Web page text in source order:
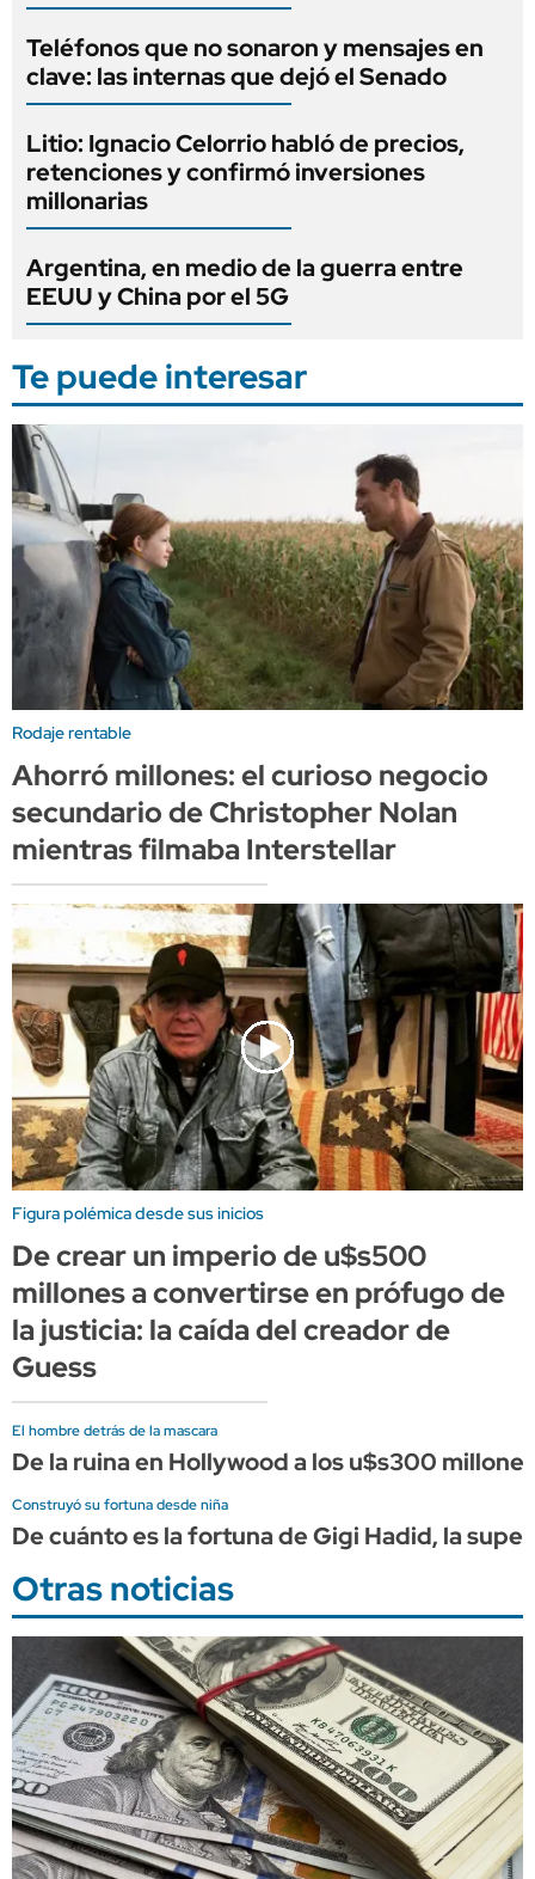
Teléfonos que no sonaron y mensajes en
clave: las internas que dejó el Senado
Litio: Ignacio Celorrio habló de precios,
retenciones y confirmó inversiones
millonarias
Argentina, en medio de la guerra entre
EEUU y China por el 5G
Te puede interesar
Rodaje rentable
Ahorró millones: el curioso negocio
secundario de Christopher Nolan
mientras filmaba Interstellar
Figura polémica desde sus inicios
De crear un imperio de u$s500
millones a convertirse en prófugo de
la justicia: la caída del creador de
Guess
El hombre detrás de la mascara
De la ruina en Hollywood a los u$s300
Construyó su fortuna desde niña
De cuánto es la fortuna de Gigi Hadid, la
Otras noticias